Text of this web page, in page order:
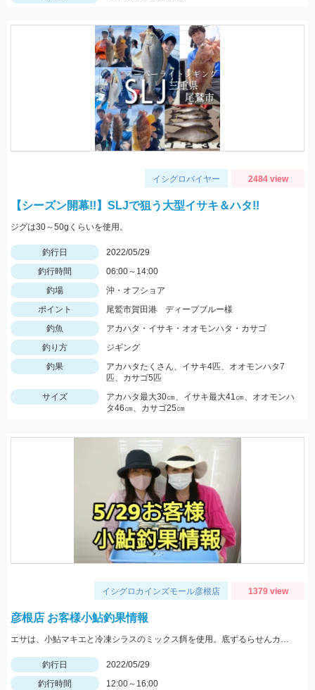
イシグロバイヤー 2484 view
【シーズン開幕!!】SLJで狙う大型イサキ＆ハタ!!
ジグは30～50gくらいを使用。
釣行日
2022/05/29
釣行時間
06:00～14:00
釣場
沖・オフショア
ポイント
尾鷲市賀田港 ディープブルー様
釣魚
アカハタ・イサキ・オオモンハタ・カサゴ
釣り方
ジギング
釣果
アカハタたくさん、イサキ4匹、オオモンハタ7
匹、カサゴ5匹
サイズ
アカハタ最大30㎝、イサキ最大41㎝、オオモンハ
タ46㎝、カサゴ25㎝
イシグロカインズモール彦根店 1379 view
彦根店 お客様小鮎釣果情報
エサは、小鮎マキエと冷凍シラスのミックス餌を使用。底ずるらせんカゴの流し釣りでの釣果です。
釣行日
2022/05/29
釣行時間
12:00～16:00